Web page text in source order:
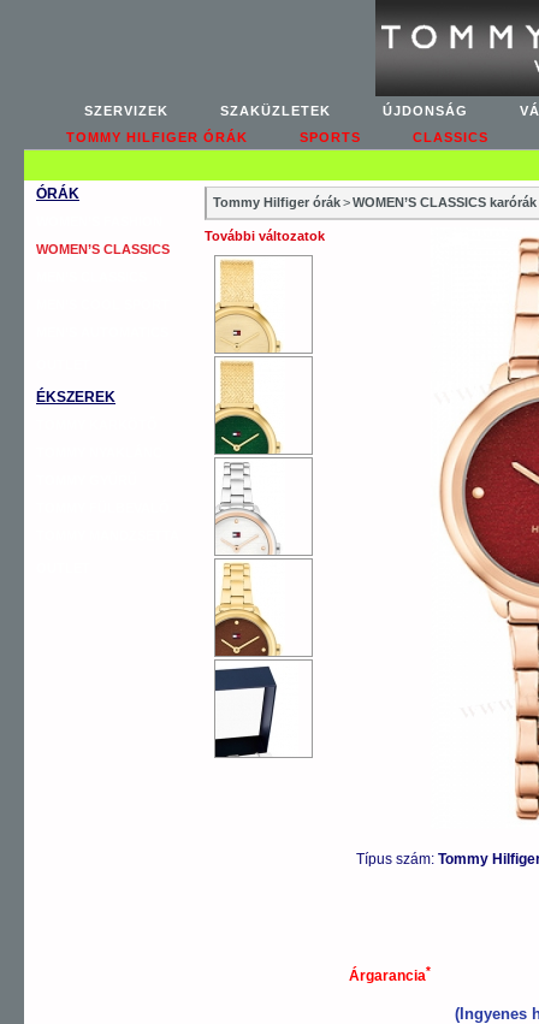
SZERVIZEK SZAKÜZLETEK ÚJDONSÁG
TOMMY HILFIGER ÓRÁK
SPORTS CLASSICS
ÓRÁK
WOMEN’S CLASSICS
ÉKSZEREK
Tommy Hilfiger órák>WOMEN’S CLASSICS karórák
További változatok
Típus szám: Tommy
Árgarancia*
(Ingyenes